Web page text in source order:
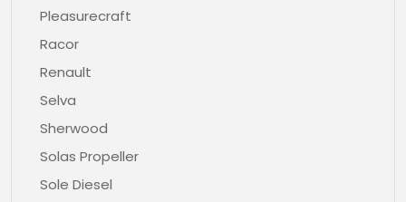
Pleasurecraft
Racor
Renault
Selva
Sherwood
Solas Propeller
Sole Diesel